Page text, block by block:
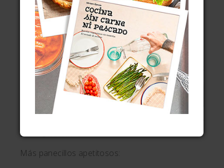
LA
Más panecillos apetitosos: